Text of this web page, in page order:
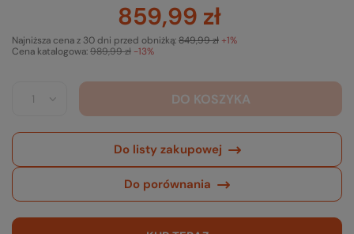
859,99 zł
Cena katalogowa:989,99 zł -13%
Najniższa cena z 30 dni przed obniżką:849,99 zł +1%
DO KOSZYKA
Do listy zakupowej
Do porównania